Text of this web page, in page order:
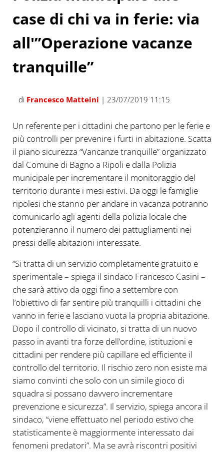
case di chi va in ferie: via
all'”Operazione vacanze
tranquille”
di Francesco Matteini | 23/07/2019 11:15
Un referente per i cittadini che partono per le ferie e
più controlli per prevenire i furti in abitazione. Scatta
il piano sicurezza “Vancanze tranquille” organizzato
dal Comune di Bagno a Ripoli e dalla Polizia
municipale per incrementare il monitoraggio del
territorio durante i mesi estivi. Da oggi le famiglie
ripolesi che stanno per andare in vacanza potranno
comunicarlo agli agenti della polizia locale che
potenzieranno il numero dei pattugliamenti nei
pressi delle abitazioni interessate.
“Si tratta di un servizio completamente gratuito e
sperimentale – spiega il sindaco Francesco Casini –
che sarà attivo da oggi fino a settembre con
l’obiettivo di far sentire più tranquilli i cittadini che
vanno in ferie e lasciano vuota la propria abitazione.
Dopo il controllo di vicinato, si tratta di un nuovo
passo in avanti tra forze dell’ordine, istituzioni e
cittadini per rendere più capillare ed efficiente il
controllo del territorio. Il rischio zero non esiste ma
siamo convinti che solo con un simile gioco di
squadra si possano davvero incrementare
prevenzione e sicurezza”. Il servizio, spiega ancora il
sindaco, “viene effettuato nel periodo estivo che
statisticamente è maggiormente interessato dai
fenomeni predatori”. Ma se avrà riscontri positivi